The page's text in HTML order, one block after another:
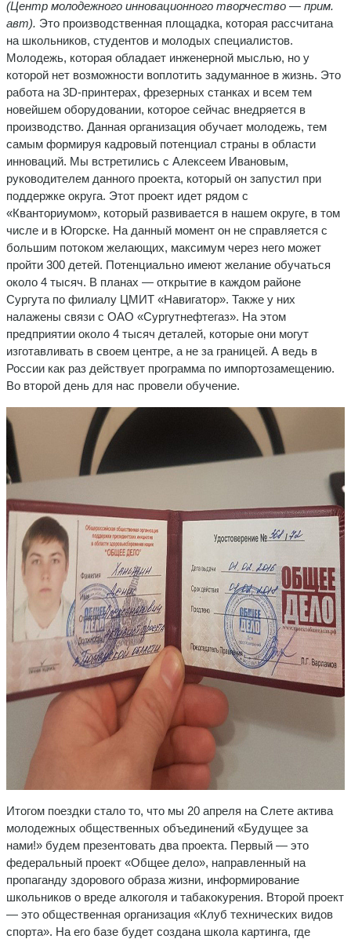
(Центр молодежного инновационного творчество — прим.
авт). Это производственная площадка, которая рассчитана
на школьников, студентов и молодых специалистов.
Молодежь, которая обладает инженерной мыслью, но у
которой нет возможности воплотить задуманное в жизнь. Это
работа на 3D-принтерах, фрезерных станках и всем тем
новейшем оборудовании, которое сейчас внедряется в
производство. Данная организация обучает молодежь, тем
самым формируя кадровый потенциал страны в области
инноваций. Мы встретились с Алексеем Ивановым,
руководителем данного проекта, который он запустил при
поддержке округа. Этот проект идет рядом с
«Кванториумом», который развивается в нашем округе, в том
числе и в Югорске. На данный момент он не справляется с
большим потоком желающих, максимум через него может
пройти 300 детей. Потенциально имеют желание обучаться
около 4 тысяч. В планах — открытие в каждом районе
Сургута по филиалу ЦМИТ «Навигатор». Также у них
налажены связи с ОАО «Сургутнефтегаз». На этом
предприятии около 4 тысяч деталей, которые они могут
изготавливать в своем центре, а не за границей. А ведь в
России как раз действует программа по импортозамещению.
Во второй день для нас провели обучение.
Итогом поездки стало то, что мы 20 апреля на Слете актива
молодежных общественных объединений «Будущее за
нами!» будем презентовать два проекта. Первый — это
федеральный проект «Общее дело», направленный на
пропаганду здорового образа жизни, информирование
школьников о вреде алкоголя и табакокурения. Второй проект
— это общественная организация «Клуб технических видов
спорта». На его базе будет создана школа картинга, где